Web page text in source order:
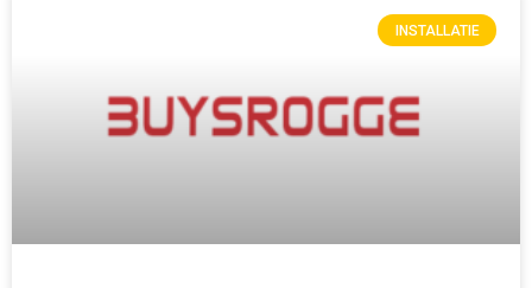
INSTALLATIE